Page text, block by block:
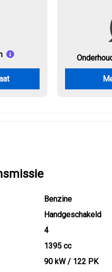
Benzine
Handgeschakeld
4
1395 cc
90 kW / 122 PK